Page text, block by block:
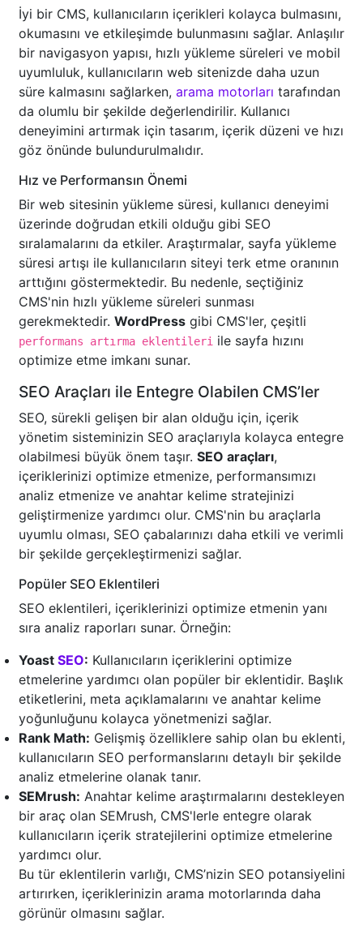
İyi bir CMS, kullanıcıların içerikleri kolayca bulmasını,
okumasını ve etkileşimde bulunmasını sağlar. Anlaşılır
bir navigasyon yapısı, hızlı yükleme süreleri ve mobil
uyumluluk, kullanıcıların web sitenizde daha uzun
süre kalmasını sağlarken, arama motorları tarafından
da olumlu bir şekilde değerlendirilir. Kullanıcı
deneyimini artırmak için tasarım, içerik düzeni ve hızı
göz önünde bulundurulmalıdır.
Hız ve Performansın Önemi
Bir web sitesinin yükleme süresi, kullanıcı deneyimi
üzerinde doğrudan etkili olduğu gibi SEO
sıralamalarını da etkiler. Araştırmalar, sayfa yükleme
süresi artışı ile kullanıcıların siteyi terk etme oranının
arttığını göstermektedir. Bu nedenle, seçtiğiniz
CMS'nin hızlı yükleme süreleri sunması
gerekmektedir. WordPress gibi CMS'ler, çeşitli
performans artırma eklentileri ile sayfa hızını
optimize etme imkanı sunar.
SEO Araçları ile Entegre Olabilen CMS’ler
SEO, sürekli gelişen bir alan olduğu için, içerik
yönetim sisteminizin SEO araçlarıyla kolayca entegre
olabilmesi büyük önem taşır. SEO araçları,
içeriklerinizi optimize etmenize, performansımızı
analiz etmenize ve anahtar kelime stratejinizi
geliştirmenize yardımcı olur. CMS'nin bu araçlarla
uyumlu olması, SEO çabalarınızı daha etkili ve verimli
bir şekilde gerçekleştirmenizi sağlar.
Popüler SEO Eklentileri
SEO eklentileri, içeriklerinizi optimize etmenin yanı
sıra analiz raporları sunar. Örneğin:
Yoast SEO: Kullanıcıların içeriklerini optimize
etmelerine yardımcı olan popüler bir eklentidir. Başlık
etiketlerini, meta açıklamalarını ve anahtar kelime
yoğunluğunu kolayca yönetmenizi sağlar.
Rank Math: Gelişmiş özelliklere sahip olan bu eklenti,
kullanıcıların SEO performanslarını detaylı bir şekilde
analiz etmelerine olanak tanır.
SEMrush: Anahtar kelime araştırmalarını destekleyen
bir araç olan SEMrush, CMS'lerle entegre olarak
kullanıcıların içerik stratejilerini optimize etmelerine
yardımcı olur.
Bu tür eklentilerin varlığı, CMS’nizin SEO potansiyelini
artırırken, içeriklerinizin arama motorlarında daha
görünür olmasını sağlar.